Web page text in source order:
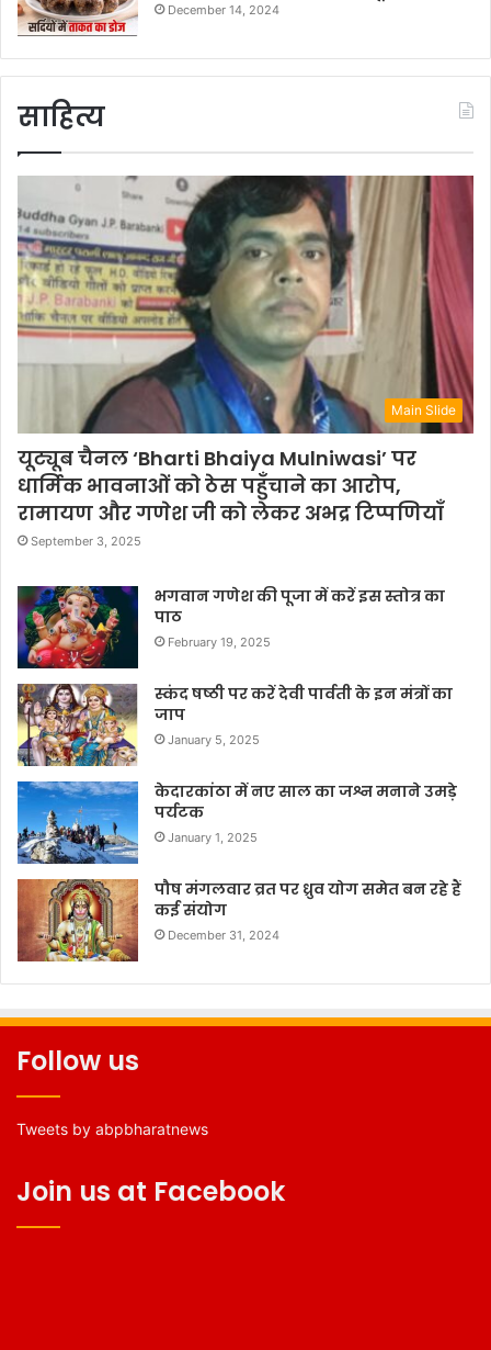
December 14, 2024
साहित्य
Main Slide
यूट्यूब चैनल ‘Bharti Bhaiya Mulniwasi’ पर
धार्मिक भावनाओं को ठेस पहुँचाने का आरोप,
रामायण और गणेश जी को लेकर अभद्र टिप्पणियाँ
September 3, 2025
भगवान गणेश की पूजा में करें इस स्तोत्र का
पाठ
February 19, 2025
स्कंद षष्ठी पर करें देवी पार्वती के इन मंत्रों का
जाप
January 5, 2025
केदारकांठा में नए साल का जश्न मनाने उमड़े
पर्यटक
January 1, 2025
पौष मंगलवार व्रत पर ध्रुव योग समेत बन रहे हैं
कई संयोग
December 31, 2024
Follow us
Tweets by abpbharatnews
Join us at Facebook